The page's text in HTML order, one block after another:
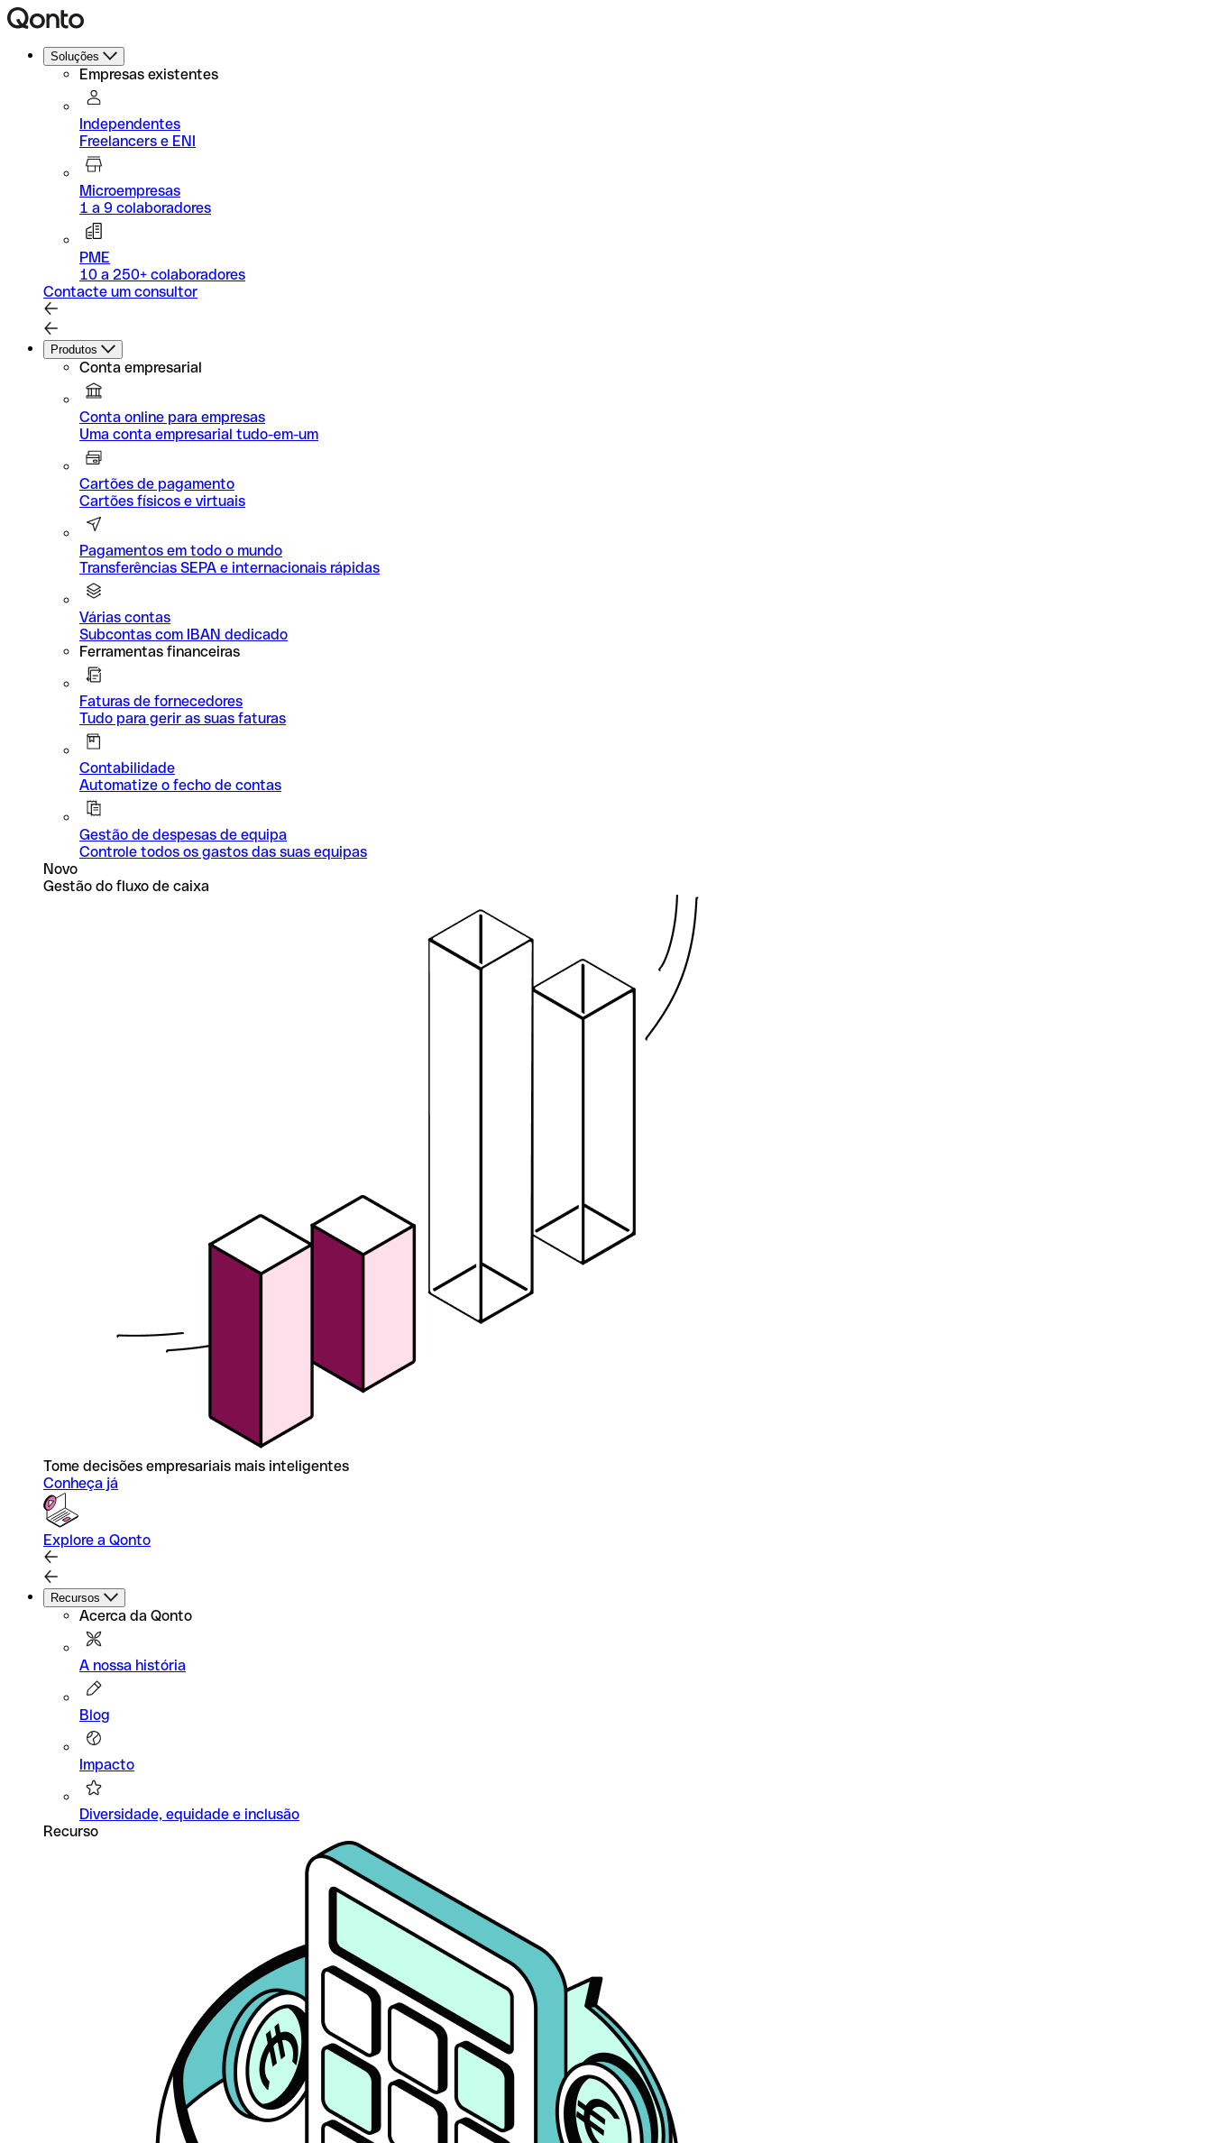
Soluções
Empresas existentes
Independentes
Freelancers e ENI
Microempresas
1 a 9 colaboradores
PME
10 a 250+ colaboradores
Contacte um consultor
Produtos
Conta empresarial
Conta online para empresas
Uma conta empresarial tudo-em-um
Cartões de pagamento
Cartões físicos e virtuais
Pagamentos em todo o mundo
Transferências SEPA e internacionais rápidas
Várias contas
Subcontas com IBAN dedicado
Ferramentas financeiras
Faturas de fornecedores
Tudo para gerir as suas faturas
Contabilidade
Automatize o fecho de contas
Gestão de despesas de equipa
Controle todos os gastos das suas equipas
Novo
Gestão do fluxo de caixa
Tome decisões empresariais mais inteligentes
Conheça já
Explore a Qonto
Recursos
Acerca da Qonto
A nossa história
Blog
Impacto
Diversidade, equidade e inclusão
Recurso